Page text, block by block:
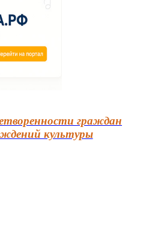
граждан
культуры